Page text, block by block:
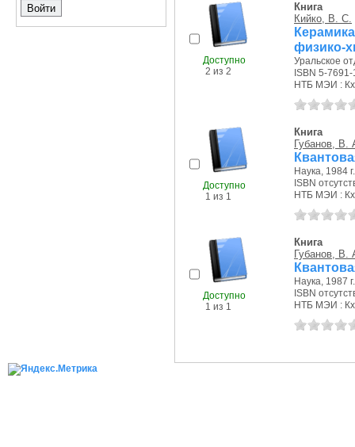
Доступно
2 из 2
Книга
Кийко, В. С.
физико-
Уральское
ISBN 5-
НТБ МЭИ : Кх
Доступно
1 из 1
Книга
Губанов, В.
Наука, 1984 г.
ISBN
НТБ МЭИ : Кх
Доступно
1 из 1
Книга
Губанов, В.
Наука, 1987 г.
ISBN
НТБ МЭИ : Кх